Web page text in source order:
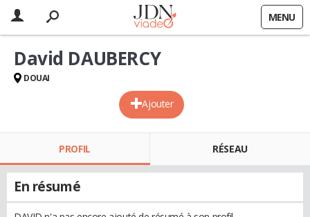
MENU
Ajouter
David DAUBERCY
DOUAI
PROFIL RÉSEAU
En résumé